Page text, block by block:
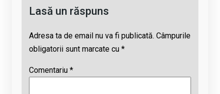
Lasă un răspuns
Adresa ta de email nu va fi publicată. Câmpurile
obligatorii sunt marcate cu *
Comentariu *